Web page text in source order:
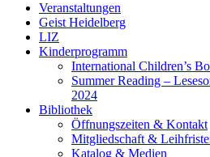
Veranstaltungen
Geist Heidelberg
LIZ
Kinderprogramm
International Children’s
Summer Reading –
2024
Bibliothek
Öffnungszeiten & Kontakt
Mitgliedschaft &
Katalog & Medien